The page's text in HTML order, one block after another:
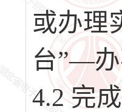
或办理
台”—
4.2 完